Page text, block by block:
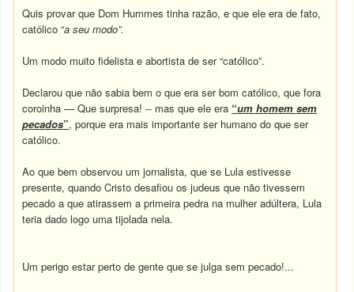
Quis provar que Dom Hummes tinha razão, e que ele era de fato,
católico “a seu modo”.
Um modo muito fidelista e abortista de ser “católico”.
Declarou que não sabia bem o que era ser bom católico, que fora
coroinha — Que surpresa! -- mas que ele era “um homem sem
pecados”, porque era mais importante ser humano do que ser
católico.
Ao que bem observou um jornalista, que se Lula estivesse
presente, quando Cristo desafiou os judeus que não tivessem
pecado a que atirassem a primeira pedra na mulher adúltera, Lula
teria dado logo uma tijolada nela.
Um perigo estar perto de gente que se julga sem pecado!...